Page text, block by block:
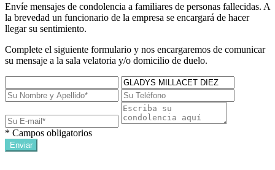
Envíe mensajes de condolencia a familiares de personas fallecidas. A
la brevedad un funcionario de la empresa se encargará de hacer
llegar su sentimiento.
Complete el siguiente formulario y nos encargaremos de comunicar
su mensaje a la sala velatoria y/o domicilio de duelo.
* Campos obligatorios
Enviar